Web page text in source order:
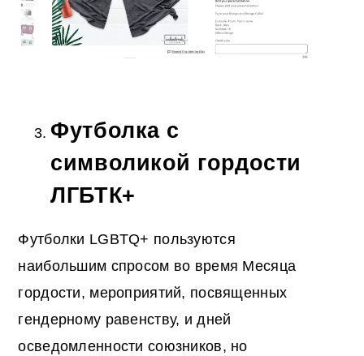
Футболка с
символикой гордости
ЛГБТК+
Футболки LGBTQ+ пользуются
наибольшим спросом во время Месяца
гордости, мероприятий, посвященных
гендерному равенству, и дней
осведомленности союзников, но